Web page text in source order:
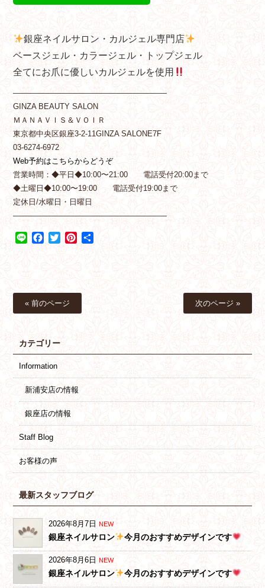
銀座ネイルサロン・カルジェル専門店
ベースジェル・カラージェル・トップジェル
全てにお爪に優しいカルジェルを使用
————————————————————
GINZA BEAUTY SALON
ＭＡＮＡＶＩＳ＆ＶＯＩＲ
東京都中央区銀座3-2-11GINZA SALONE7F
03-6274-6972
Web予約はこちらからどうぞ
営業時間：◆平日◆10:00〜21:00 電話受付20:00まで
◆土曜日◆10:00〜19:00 電話受付19:00まで
定休日/水曜日・日曜日
————————————————————
Line Facebook
TwitterPinterest
« 前のページ 次のページ »
カテゴリー
Information
新浦安店の情報
銀座店の情報
Staff Blog
お客様の声
最新スタッフブログ
2026年8月7日 NEW
銀座ネイルサロン 今月のおすすめデザインです
2026年8月6日 NEW
銀座ネイルサロン 今月のおすすめデザインです